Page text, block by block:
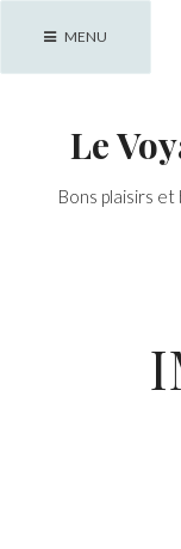
MENU
Le
Bons plaisirs